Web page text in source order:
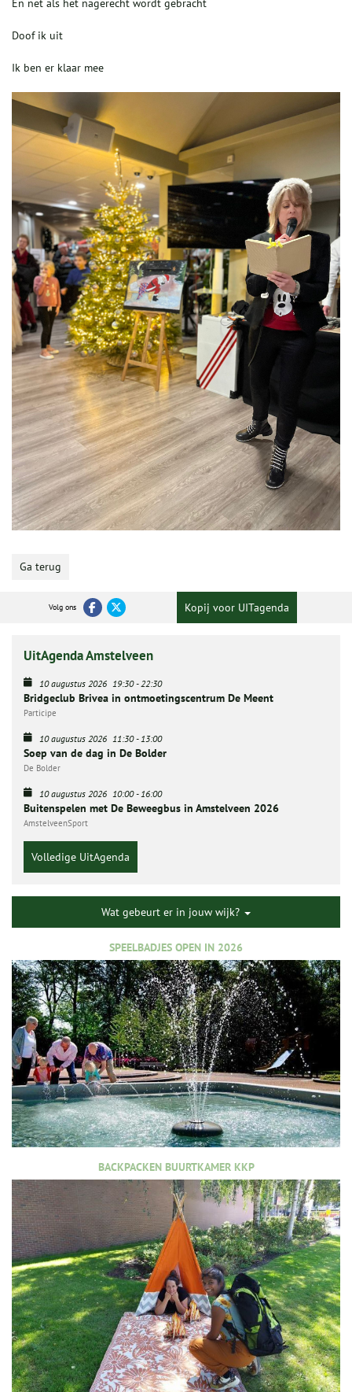
En net als het nagerecht wordt gebracht
Doof ik uit
Ik ben er klaar mee
Ga terug
Volg ons Kopij voor UITagenda
UitAgenda Amstelveen
10 augustus 2026 19:30-22:30
Bridgeclub Brivea in ontmoetingscentrum De Meent
Participe
10 augustus 2026 11:30-13:00
Soep van de dag in De Bolder
De Bolder
10 augustus 2026 10:00-16:00
Buitenspelen met De Beweegbus in Amstelveen 2026
AmstelveenSport
Volledige UitAgenda
Wat gebeurt er in jouw wijk?
SPEELBADJES OPEN IN 2026
BACKPACKEN BUURTKAMER KKP